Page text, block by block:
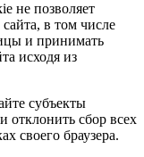
не позволяет
в том числе
и принимать
исходя из
субъекты
отклонить сбор всех
своего браузера.